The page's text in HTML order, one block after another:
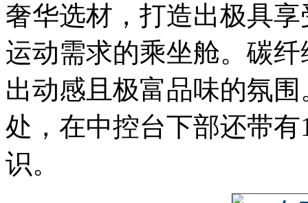
奢华选材，打造出极具
运动需求的乘坐舱。碳
出动感且极富品味的氛
处，在中控台下部还带
识。